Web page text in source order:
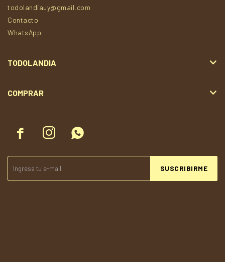
  
SUSCRIBIRME
todolandiauy@gmail.com
Contacto
WhatsApp
TODOLANDIA
COMPRAR